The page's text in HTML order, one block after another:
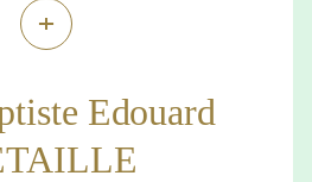
+
Edouard